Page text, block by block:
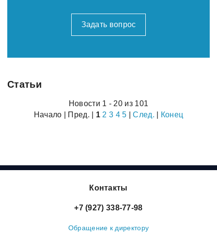
Задать вопрос
Статьи
Новости 1 - 20 из 101
Начало | Пред. | 1 2 3 4 5 |След. Конец
Контакты
+7 (927) 338-77-98
Обращение к директору